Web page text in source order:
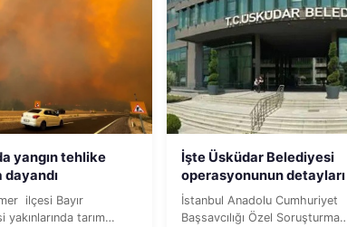
yangın tehlike
dayandı
Bayır
yakınlarında tarım
İşte Üsküdar Belediyesi
operasyonunun detayları
İstanbul Anadolu Cumhuriyet
Başsavcılığı Özel Soruşturma